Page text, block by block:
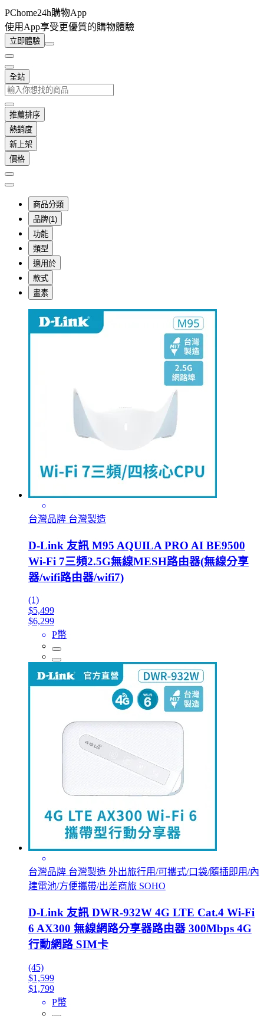
PChome24h購物App
使用App享受更優質的購物體驗
立即體驗
全站
推薦排序
熱銷度
新上架
價格
商品分類
品牌(1)
功能
類型
適用於
款式
畫素
台灣品牌 台灣製造
D-Link 友訊 M95 AQUILA PRO AI BE9500
Wi-Fi 7三頻2.5G無線MESH路由器(無線分享
器/wifi路由器/wifi7)
(1)
$5,499
$6,299
P幣
台灣品牌 台灣製造 外出旅行用/可攜式/口袋/隨插即用/內
建電池/方便攜帶/出差商旅 SOHO
D-Link 友訊 DWR-932W 4G LTE Cat.4 Wi-Fi
6 AX300 無線網路分享器路由器 300Mbps 4G
行動網路 SIM卡
(45)
$1,599
$1,799
P幣